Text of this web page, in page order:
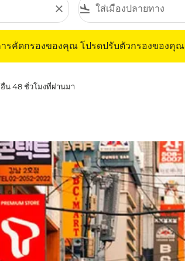
close flight_land
รคัดกรองของคุณ โปรดปรับตัวกรองของคุณ
น 48 ชั่วโมงที่ผ่านมา